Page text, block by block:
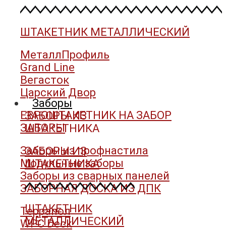
Заборы
ЗАБОРЫ ИЗ
ШТАКЕТНИКА
ЗАБОРЫ ИЗ
ШТАКЕТНИКА
ШТАКЕТНИК
МЕТАЛЛИЧЕСКИЙ
ШТАКЕТНИК МЕТАЛЛИЧЕСКИЙ
МеталлПрофиль
Grand Line
Вегасток
Царский Двор
ЕВРОШТАКЕТНИК НА ЗАБОР
ЗАБОРЫ
Заборы из профнастила
Модульные заборы
Заборы из сварных панелей
ЗАБОРНАЯ ДОСКА ИЗ ДПК
Террапол
WPC Deck